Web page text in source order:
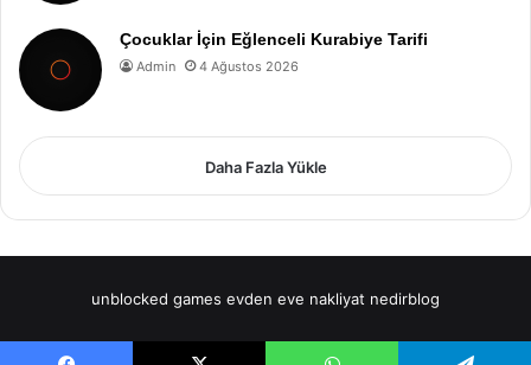
Çocuklar İçin Eğlenceli Kurabiye Tarifi
Admin 4 Ağustos 2026
Daha Fazla Yükle
unblocked games evden eve nakliyat nedirblog